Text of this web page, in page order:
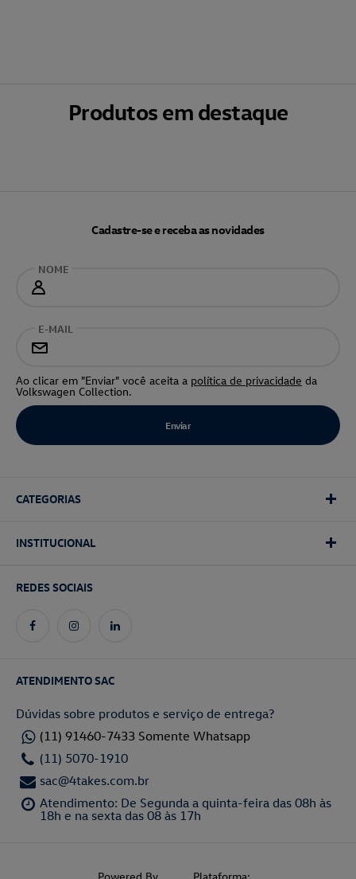
Produtos em destaque
Cadastre-se e receba as novidades
NOME
E-MAIL
Ao clicar em "Enviar" você aceita a política de privacidade da
Volkswagen Collection.
CATEGORIAS
INSTITUCIONAL
REDES SOCIAIS
ATENDIMENTO SAC
Dúvidas sobre produtos e serviço de entrega?
(11) 91460-7433 Somente Whatsapp
(11) 5070-1910
sac@4takes.com.br
Atendimento: De Segunda a quinta-feira das 08h às
18h e na sexta das 08 às 17h